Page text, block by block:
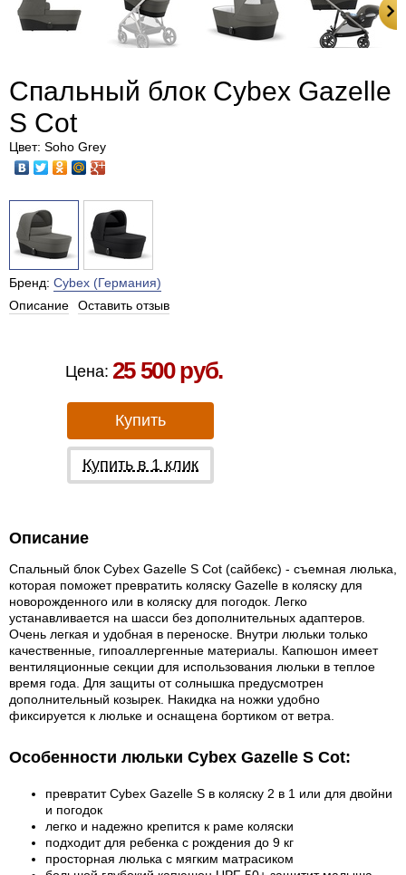
Спальный блок Cybex Gazelle
S Cot
Цвет: Soho Grey
Бренд: Cybex (Германия)
Описание
Оставить отзыв
Цена: 25 500 руб.
Купить
Купить в 1 клик
Описание
Спальный блок Cybex Gazelle S Cot (сайбекс) - съемная люлька,
которая поможет превратить коляску Gazelle в коляску для
новорожденного или в коляску для погодок. Легко
устанавливается на шасси без дополнительных адаптеров.
Очень легкая и удобная в переноске. Внутри люльки только
качественные, гипоаллергенные материалы. Капюшон имеет
вентиляционные секции для использования люльки в теплое
время года. Для защиты от солнышка предусмотрен
дополнительный козырек. Накидка на ножки удобно
фиксируется к люльке и оснащена бортиком от ветра.
Особенности люльки Cybex Gazelle S Cot:
превратит Cybex Gazelle S в коляску 2 в 1 или для двойни
и погодок
легко и надежно крепится к раме коляски
подходит для ребенка с рождения до 9 кг
просторная люлька с мягким матрасиком